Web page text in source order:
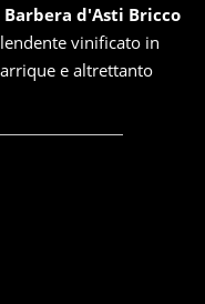
Barbera d'Asti Bricco
vinificato in
e altrettanto